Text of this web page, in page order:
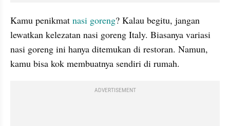
Kamu penikmat nasi goreng? Kalau begitu, jangan
lewatkan kelezatan nasi goreng Italy. Biasanya variasi
nasi goreng ini hanya ditemukan di restoran. Namun,
kamu bisa kok membuatnya sendiri di rumah.
ADVERTISEMENT